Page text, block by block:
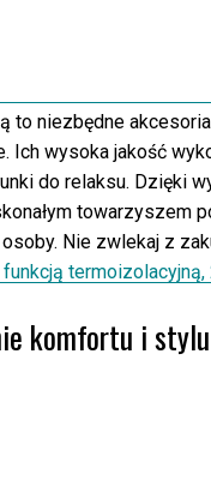
to niezbędne
Ich wysoka jakość
do relaksu. Dzięki
towarzyszem
Nie zwlekaj z
funkcją
komfortu i